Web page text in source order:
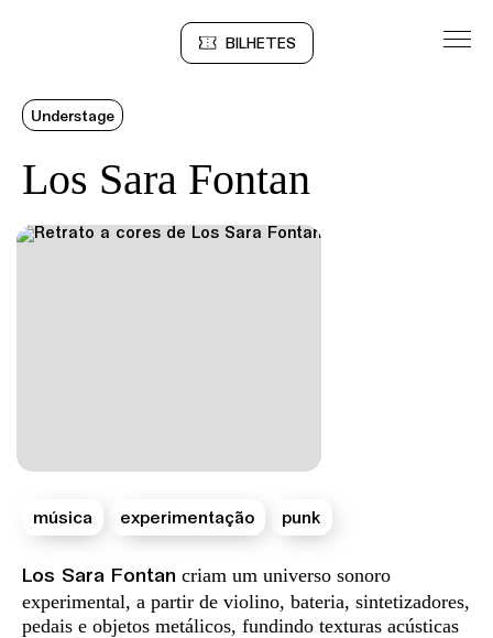
BILHETES
Sinopse
Understage
Los Sara Fontan
Sinopse
Los Sara Fontan criam um universo sonoro
experimental, a partir de violino, bateria, sintetizadores,
pedais e objetos metálicos, fundindo texturas acústicas
música experimentação punk